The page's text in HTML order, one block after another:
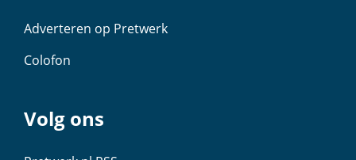
Adverteren op Pretwerk
Colofon
Volg ons